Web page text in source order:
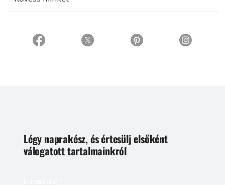
Légy naprakész, és értesülj elsőként
válogatott tartalmainkról